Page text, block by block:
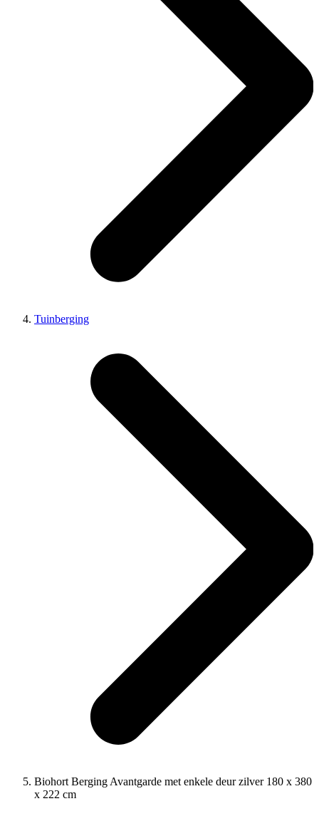
Tuinberging
Biohort Berging Avantgarde met enkele deur zilver 180 x 380
x 222 cm